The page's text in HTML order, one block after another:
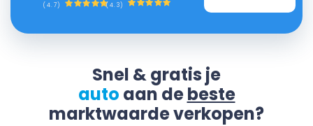
(4.7) (4.3)
Snel & gratis je
auto aan debeste
marktwaarde verkopen?